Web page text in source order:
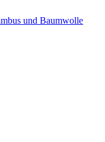
und Baumwolle